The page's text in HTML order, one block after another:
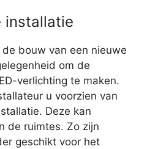
installatie
bouw van een nieuwe
om de
verlichting te maken.
u voorzien van
Deze kan
de ruimtes. Zo zijn
geschikt voor het